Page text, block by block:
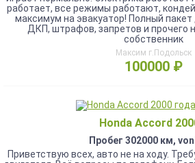
работает, все режимы работают,
максимум на эвакуатор! Полный
ДКП, штрафов, запретов и прочего
собственник
Максим г.Подольск
100000 ₽
Honda Accord
Пробег 302000 км,
Приветствую всех, авто не на ходу.